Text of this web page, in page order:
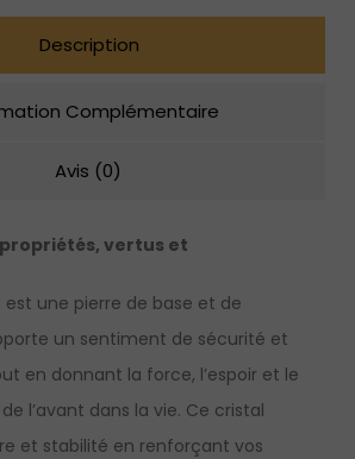
Description
Complémentaire
Avis (0)
vertus et
une pierre de base et de
un sentiment de sécurité et
en donnant la force, l’espoir et le
l’avant dans la vie. Ce cristal
et stabilité en renforçant vos